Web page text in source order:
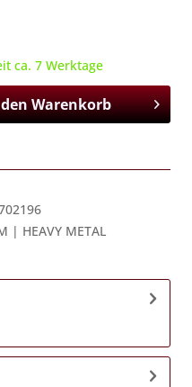
ca. 7 Werktage
Warenkorb
| HEAVY METAL